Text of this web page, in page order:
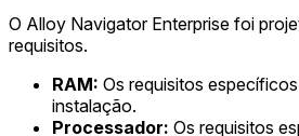
O Alloy Navigator Enterprise foi
requisitos.
RAM: Os requisitos
instalação.
Processador: Os requisitos